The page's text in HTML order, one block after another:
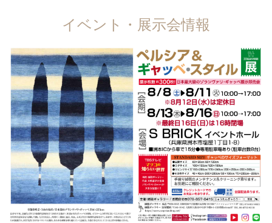
イベント・展示会情報